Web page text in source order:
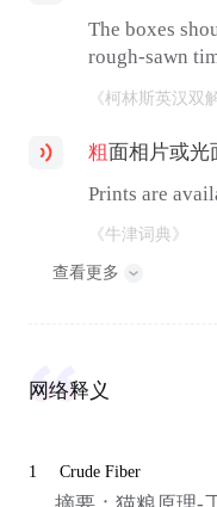
The boxes
rough-sawn
《柯林斯英汉双
粗面相片或光
Prints are
《牛津词典》
查看更多
网络释义
1 Crude Fiber